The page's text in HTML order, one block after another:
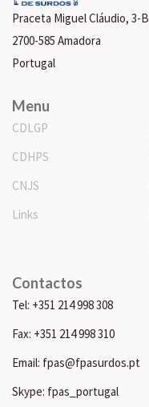
Praceta Miguel Cláudio, 3-B
2700-585 Amadora
Portugal
Menu
CDLGP
CDHPS
CNJS
Links
Contactos
Tel: +351 214 998 308
Fax: +351 214 998 310
Email: fpas@fpasurdos.pt
Skype: fpas_portugal